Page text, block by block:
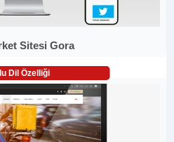
Sitesi Gora
Dil Özelliği